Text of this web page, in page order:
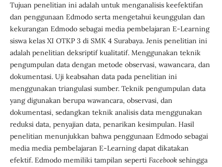
Tujuan penelitian ini adalah untuk menganalisis keefektifan
dan penggunaan Edmodo serta mengetahui keunggulan dan
kekurangan Edmodo sebagai media pembelajaran E-Learning
siswa kelas XI OTKP 3 di SMK 4 Surabaya. Jenis penelitian ini
adalah penelitian deksriptif kualitatif. Menggunakan teknik
pengumpulan data dengan metode observasi, wawancara, dan
dokumentasi. Uji keabsahan data pada penelitian ini
menggunakan triangulasi sumber. Teknik pengumpulan data
yang digunakan berupa wawancara, observasi, dan
dokumentasi, sedangkan teknik analisis data menggunakan
reduksi data, penyajian data, penarikan kesimpulan. Hasil
penelitian menunjukkan bahwa penggunaan Edmodo sebagai
media media pembelajaran E-Learning dapat dikatakan
efektif. Edmodo memiliki tampilan seperti Facebooksehingga